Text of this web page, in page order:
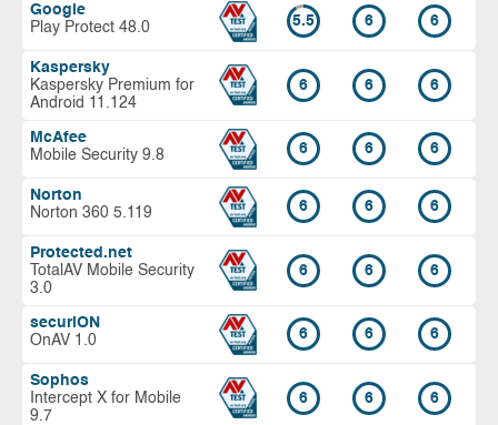
Google
Play Protect 48.0
5.5 6 6
Kaspersky
Kaspersky Premium for
Android 11.124
6 6 6
McAfee
Mobile Security 9.8
6 6 6
Norton
Norton 360 5.119
6 6 6
Protected.net
TotalAV Mobile Security
3.0
6 6 6
securiON
OnAV 1.0
6 6 6
Sophos
Intercept X for Mobile
9.7
6 6 6